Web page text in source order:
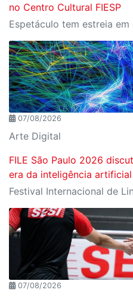
no Centro Cultural FIESP
07/08/2026
Arte Digital
FILE São Paulo 2026
era da inteligência artificial
07/08/2026